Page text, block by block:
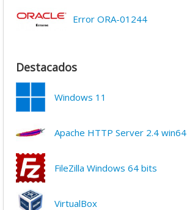
Error ORA-01244
Destacados
Windows 11
Apache HTTP Server 2.4 win64
FileZilla Windows 64 bits
VirtualBox